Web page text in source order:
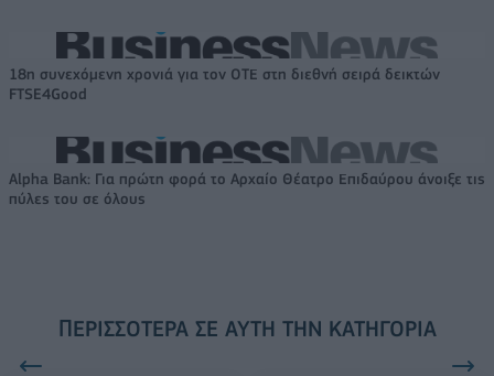
18η συνεχόμενη χρονιά για τον ΟΤΕ στη διεθνή σειρά δεικτών
FTSE4Good
Alpha Bank: Για πρώτη φορά το Αρχαίο Θέατρο Επιδαύρου άνοιξε τις
πύλες του σε όλους
ΠΕΡΙΣΣΌΤΕΡΑ ΣΕ ΑΥΤΉ ΤΗΝ ΚΑΤΗΓΟΡΊΑ